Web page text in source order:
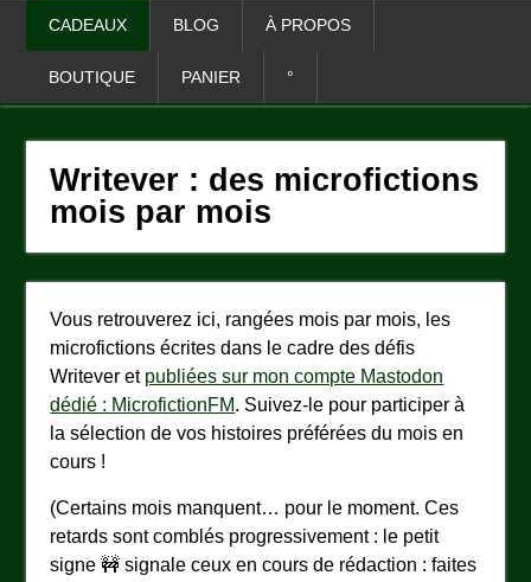
CADEAUX BLOG À PROPOS
BOUTIQUE PANIER °
Writever : des microfictions
mois par mois
Vous retrouverez ici, rangées mois par mois, les
microfictions écrites dans le cadre des défis
Writever et publiées sur mon compte Mastodon
dédié : MicrofictionFM. Suivez-le pour participer à
la sélection de vos histoires préférées du mois en
cours !
(Certains mois manquent… pour le moment. Ces
retards sont comblés progressivement : le petit
signe 🚧 signale ceux en cours de rédaction : faites